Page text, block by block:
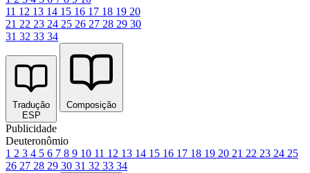
11 12 13 14 15 16 17 18 19 20
21 22 23 24 25 26 27 28 29 30
31 32 33 34
Tradução
ESP
Composição
Publicidade
Deuteronômio
1 2 3 4 5 6 7 8 9 10 11 12 13 14 15 16 17 18 19 20 21 22 23 24 25
26 27 28 29 30 31 32 33 34